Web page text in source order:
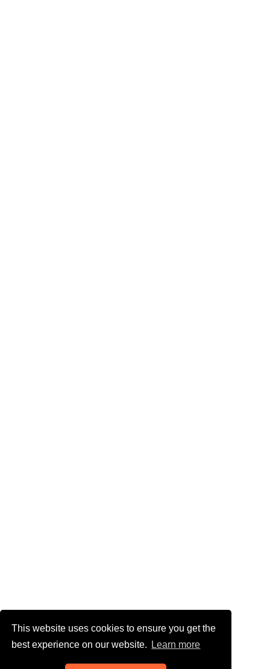
This website uses cookies to ensure you get the
best experience on our website.
Learn more